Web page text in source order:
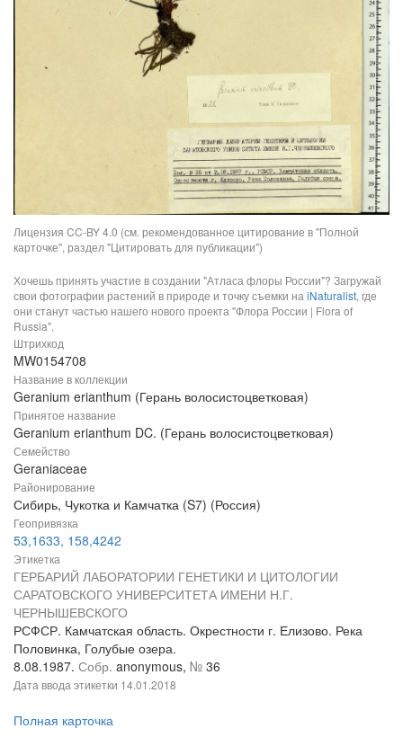
Лицензия CC-BY 4.0 (см. рекомендованное цитирование в "Полной
карточке", раздел "Цитировать для публикации")
Хочешь принять участие в создании "Атласа флоры России"? Загружай
свои фотографии растений в природе и точку съемки наiNaturalist, где
они станут частью нашего нового проекта "Флора России | Flora of
Russia".
Штрихкод
MW0154708
Название в коллекции
Geranium erianthum (Герань волосистоцветковая)
Принятое название
Geranium erianthum DC. (Герань волосистоцветковая)
Семейство
Geraniaceae
Районирование
Сибирь, Чукотка и Камчатка (S7) (Россия)
Геопривязка
53,1633, 158,4242
Этикетка
ГЕРБАРИЙ ЛАБОРАТОРИИ ГЕНЕТИКИ И ЦИТОЛОГИИ
САРАТОВСКОГО УНИВЕРСИТЕТА ИМЕНИ Н.Г.
ЧЕРНЫШЕВСКОГО
РСФСР. Камчатская область. Окрестности г. Елизово. Река
Половинка, Голубые озера.
8.08.1987. Собр. anonymous, № 36
Дата ввода этикетки 14.01.2018
Полная карточка